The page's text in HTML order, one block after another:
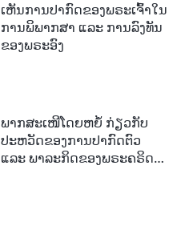
ເຫັນການປາກົດຂອງພຣະເຈົ້າໃນ
ການພິພາກສາ ແລະ ການລົງທັນ
ຂອງພຣະອົງ
ພາກສະເໜີໂດຍຫຍໍ້ ກ່ຽວກັບ
ປະຫວັດຂອງການປາກົດຕົວ
ແລະ ພາລະກິດຂອງພຣະຄຣິດ